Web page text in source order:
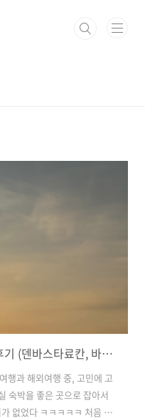
[내돈내산] 23년 2월, 거제 숙소 후기 (덴바스타료칸, 바람의언덕리조트)
행과 해외여행 중, 고민에 고
숙박을 좋은 곳으로 잡아서
없었다 ㅋㅋㅋㅋㅋ 처음 이